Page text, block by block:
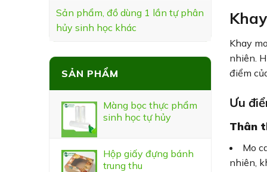
Sản phẩm, đồ dùng 1 lần tự phân
hủy sinh học khác
SẢN PHẨM
Màng bọc thực phẩm
sinh học tự hủy
Hộp giấy đựng bánh
trung thu
Khay
nhiên.
điểm
Ưu
Thân
Mo
nhiên,